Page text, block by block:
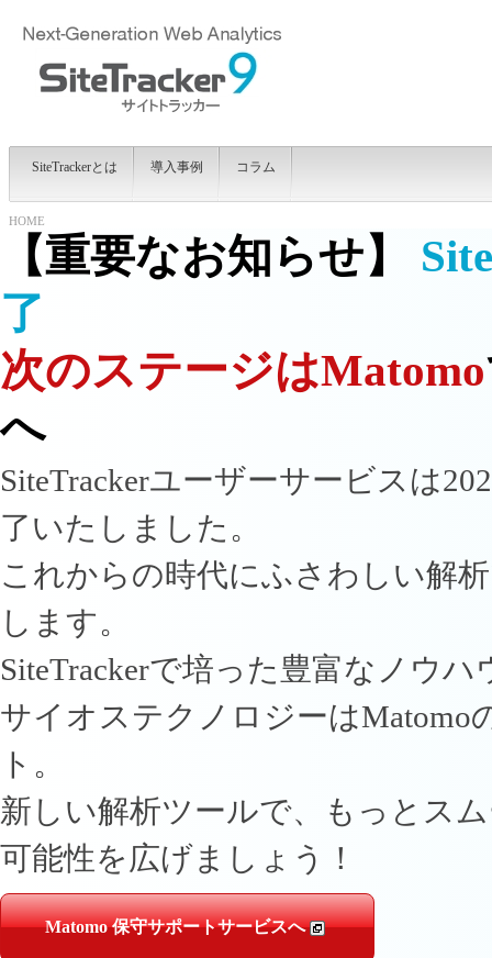
SiteTrackerとは 導入事例 コラム
HOME
【重要なお知らせ】
了
次のステージはMatomo
へ
SiteTrackerユーザーサービスは
了いたしました。
これからの時代にふさわしい解
します。
SiteTrackerで培った豊富なノウハ
サイオステクノロジーはMatomo
ト。
新しい解析ツールで、もっとス
可能性を広げましょう！
Matomo 保守サポートサービスへ